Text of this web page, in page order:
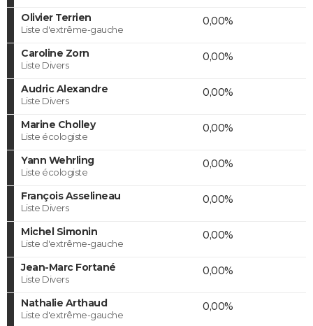
Olivier Terrien
Liste d'extrême-gauche
0,00%
Caroline Zorn
Liste Divers
0,00%
Audric Alexandre
Liste Divers
0,00%
Marine Cholley
Liste écologiste
0,00%
Yann Wehrling
Liste écologiste
0,00%
François Asselineau
Liste Divers
0,00%
Michel Simonin
Liste d'extrême-gauche
0,00%
Jean-Marc Fortané
Liste Divers
0,00%
Nathalie Arthaud
Liste d'extrême-gauche
0,00%